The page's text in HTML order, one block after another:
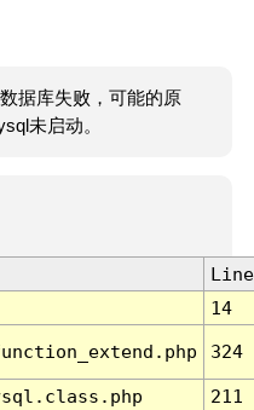
据库失败，可能的原
未启动。
Line
14
324
211